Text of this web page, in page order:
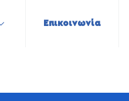
Επικοινωνία